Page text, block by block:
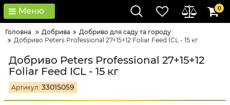
Меню 0
Головна Добрива
Добриво для саду та городу
Добриво Peters Professional 27+15+12 Foliar Feed ICL - 15 кг
Добриво Peters Professional 27+15+12
Foliar Feed ICL - 15 кг
Артикул: 33015059